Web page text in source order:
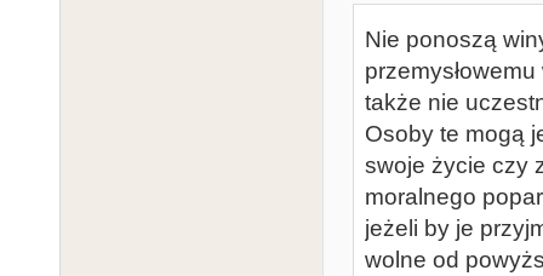
Nie ponoszą
także nie
Osoby te mogą
swoje życie czy
moralnego
jeżeli by je
wolne od